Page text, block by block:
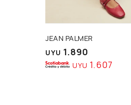
JEAN PALMER
UYU 1.890
UYU 1.607